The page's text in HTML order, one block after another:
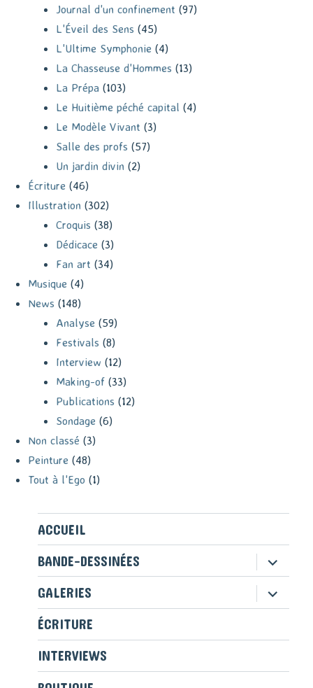
Journal d'un confinement (97)
L'Éveil des Sens (45)
L'Ultime Symphonie (4)
La Chasseuse d'Hommes (13)
La Prépa (103)
Le Huitième péché capital (4)
Le Modèle Vivant (3)
Salle des profs (57)
Un jardin divin (2)
Écriture (46)
Illustration (302)
Croquis (38)
Dédicace (3)
Fan art (34)
Musique (4)
News (148)
Analyse (59)
Festivals (8)
Interview (12)
Making-of (33)
Publications (12)
Sondage (6)
Non classé (3)
Peinture (48)
Tout à l'Ego (1)
ACCUEIL
BANDE-DESSINÉES
ouvrir
le
sous-
menu
GALERIES ouvrir
le
ÉCRITURE
INTERVIEWS